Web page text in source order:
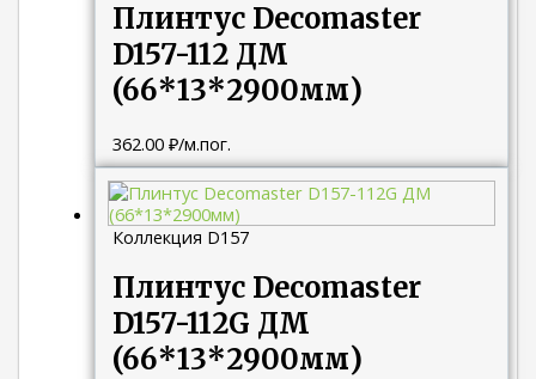
Плинтус Decomaster
D157-112 ДМ
(66*13*2900мм)
362.00₽/м.пог.
Коллекция D157
Плинтус Decomaster
D157-112G ДМ
(66*13*2900мм)